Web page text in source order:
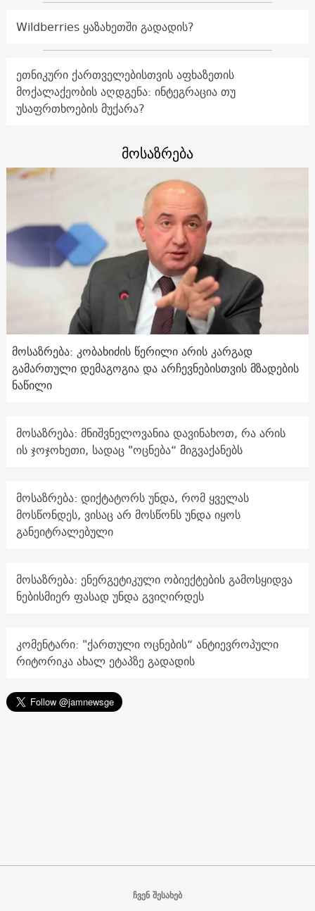
Wildberries ყაზახეთში გადადის?
ეთნიკური ქართველებისთვის აფხაზეთის
მოქალაქეობის აღდგენა: ინტეგრაცია თუ
უსაფრთხოების მუქარა?
მოსაზრება
მოსაზრება: კობახიძის წერილი არის კარგად
გამართული დემაგოგია და არჩევნებისთვის მზადების
ნაწილი
მოსაზრება: მნიშვნელოვანია დავინახოთ, რა არის
ის ჯოჯოხეთი, სადაც "ოცნება“ მიგვაქანებს
მოსაზრება: დიქტატორს უნდა, რომ ყველას
მოსწონდეს, ვისაც არ მოსწონს უნდა იყოს
განეიტრალებული
მოსაზრება: ენერგეტიკული ობიექტების გამოსყიდვა
ნებისმიერ ფასად უნდა გვიღირდეს
კომენტარი: "ქართული ოცნების“ ანტიევროპული
რიტორიკა ახალ ეტაპზე გადადის
ჩვენ შესახებ